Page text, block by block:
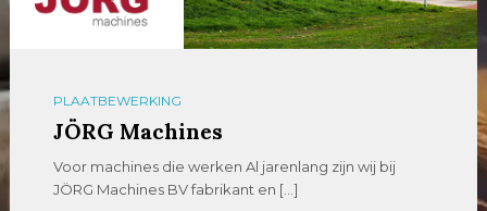
PLAATBEWERKING
JÖRG Machines
Voor machines die werken Al jarenlang zijn wij bij
JÖRG Machines BV fabrikant en […]